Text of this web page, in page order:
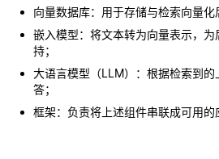
向量数据库：用于存储与检索向量化
嵌入模型：将文本转为向量表示，
持；
大语言模型（LLM）：根据检索到
答；
框架：负责将上述组件串联成可用的